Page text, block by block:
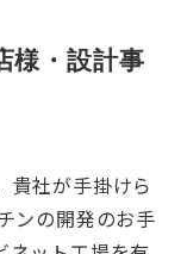
様・設計事
貴社が手掛けら
ンの開発のお手